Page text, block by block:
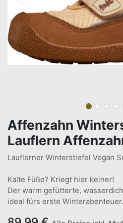
Affenzahn
Lauflern
Lauflerner Winterstiefel Vegan
Kalte Füße? Kriegt hier keiner!
Der warm gefütterte,
ideal fürs erste Winterabenteuer.